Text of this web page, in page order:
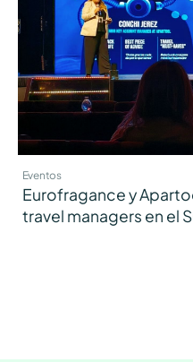
Eventos
Eurofragance y
travel managers en el